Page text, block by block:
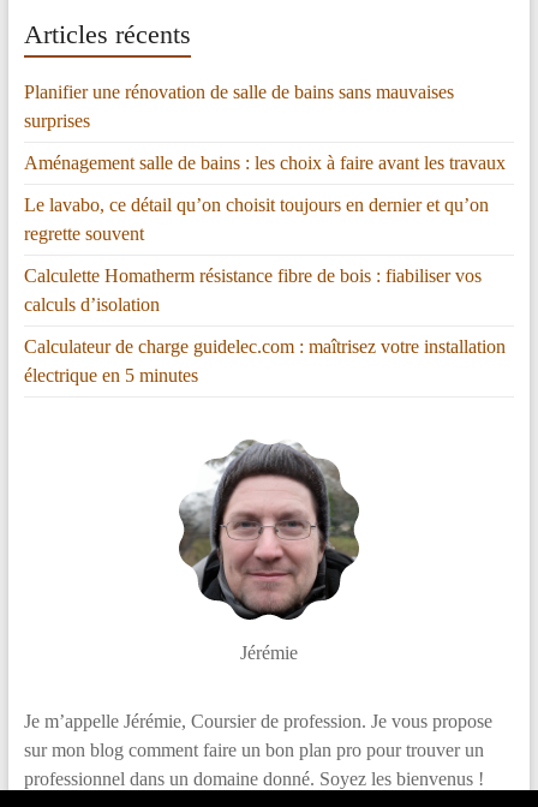
Articles récents
Planifier une rénovation de salle de bains sans mauvaises
surprises
Aménagement salle de bains : les choix à faire avant les travaux
Le lavabo, ce détail qu’on choisit toujours en dernier et qu’on
regrette souvent
Calculette Homatherm résistance fibre de bois : fiabiliser vos
calculs d’isolation
Calculateur de charge guidelec.com : maîtrisez votre installation
électrique en 5 minutes
Jérémie
Je m’appelle Jérémie, Coursier de profession. Je vous propose
sur mon blog comment faire un bon plan pro pour trouver un
professionnel dans un domaine donné. Soyez les bienvenus !